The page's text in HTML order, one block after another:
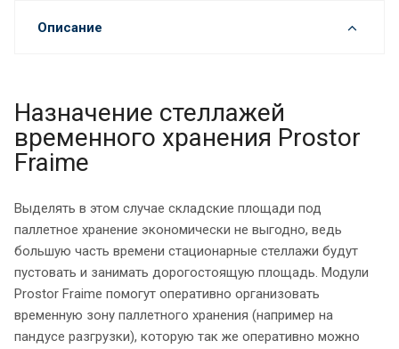
Описание
Назначение стеллажей
временного хранения Prostor
Fraime
Выделять в этом случае складские площади под
паллетное хранение экономически не выгодно, ведь
большую часть времени стационарные стеллажи будут
пустовать и занимать дорогостоящую площадь. Модули
Prostor Fraime помогут оперативно организовать
временную зону паллетного хранения (например на
пандусе разгрузки), которую так же оперативно можно